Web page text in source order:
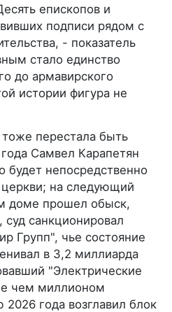
епископов и
подписи рядом с
- показатель
стало единство
до армавирского
истории фигура не
перестала быть
Самвел Карапетян
будет непосредственно
церкви; на следующий
доме прошел обыск,
санкционировал
Групп", чье состояние
в 3,2 миллиарда
"Электрические
чем миллионом
года возглавил блок